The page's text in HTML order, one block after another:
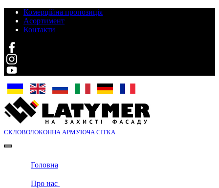
Комерційна пропозиція
Асортимент
Контакти
Search
СКЛОВОЛОКОННААРМУЮЧА СІТКА
Головна
Про нас